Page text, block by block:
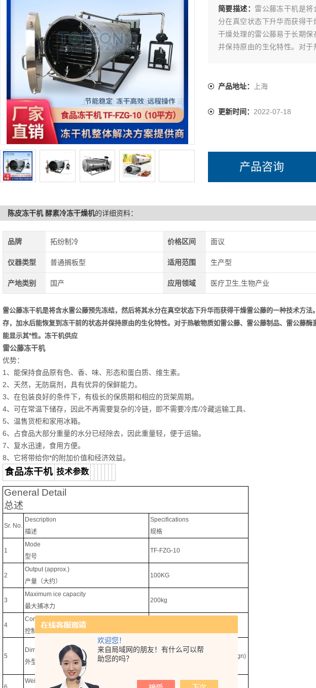
欢迎您！
来自局域网的朋友！有什么可以帮
助您的吗？
简要描述： 雷公藤冻干机是将
分在真空状态下升华而获得
干燥处理的雷公藤易于长期
并保持原由的生化特性。对于
产品地址：
上海
更新时间： 2022-07-18
产品咨询
陈皮冻干机 酵素冷冻干燥机的详细资料：
品牌 拓纷制冷 价格区间 面议
仪器类型 普通搁板型 适用范围 生产型
产地类别 国产 应用领域 医疗卫生,生物产业
雷公藤冻干机是将含水雷公藤预先冻结，然后将其水分在真空状态下升华而获得干燥雷公藤的一种技术方
存，加水后能恢复到冻干前的状态并保持原由的生化特性。对于热敏物质如雷公藤、雷公藤制品、雷公藤
能显示其*性。冻干机供应
雷公藤冻干机
优势：
1、能保持食品原有色、香、味、形态和蛋白质、维生素。
2、天然，无防腐剂，具有优异的保鲜能力。
3、在包装良好的条件下，有极长的保质期和相应的货架周期。
4、可在常温下储存，因此不再需要复杂的冷链，即不需要冷库/冷藏运输工具、
5、温售货柜和家用冰箱。
6、占食品大部分重量的水分已经除去，因此重量轻，便于运输。
7、复水迅速，食用方便。
8、它将带给你*的附加价值和经济效益。
食品冻干机 技术参数
General Detail
总述
Sr. No.
Description
描述
Specifications
规格
1
Mode
型号
TF-FZG-10
2
Output (approx.)
产量（大约）
100KG
3
Maximum ice capacity
最大捕冰力
200kg
4
Control
控制方式
5
Dimension of unit (approx.) (L×W×H) (mm)
外型尺寸（大约）（长×宽×高）
(Final dimension based on design)
Weight (approx.)